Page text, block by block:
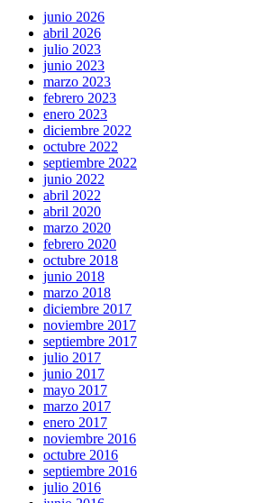
junio 2026
abril 2026
julio 2023
junio 2023
marzo 2023
febrero 2023
enero 2023
diciembre 2022
octubre 2022
septiembre 2022
junio 2022
abril 2022
abril 2020
marzo 2020
febrero 2020
octubre 2018
junio 2018
marzo 2018
diciembre 2017
noviembre 2017
septiembre 2017
julio 2017
junio 2017
mayo 2017
marzo 2017
enero 2017
noviembre 2016
octubre 2016
septiembre 2016
julio 2016